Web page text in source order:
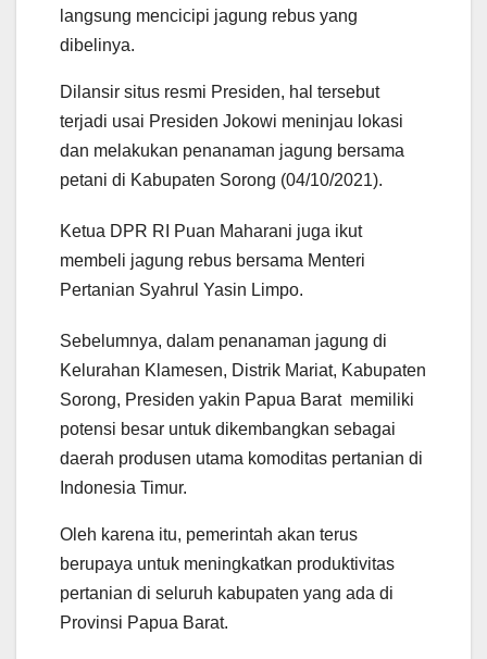
langsung mencicipi jagung rebus yang
dibelinya.
Dilansir situs resmi Presiden, hal tersebut
terjadi usai Presiden Jokowi meninjau lokasi
dan melakukan penanaman jagung bersama
petani di Kabupaten Sorong (04/10/2021).
Ketua DPR RI Puan Maharani juga ikut
membeli jagung rebus bersama Menteri
Pertanian Syahrul Yasin Limpo.
Sebelumnya, dalam penanaman jagung di
Kelurahan Klamesen, Distrik Mariat, Kabupaten
Sorong, Presiden yakin Papua Barat memiliki
potensi besar untuk dikembangkan sebagai
daerah produsen utama komoditas pertanian di
Indonesia Timur.
Oleh karena itu, pemerintah akan terus
berupaya untuk meningkatkan produktivitas
pertanian di seluruh kabupaten yang ada di
Provinsi Papua Barat.